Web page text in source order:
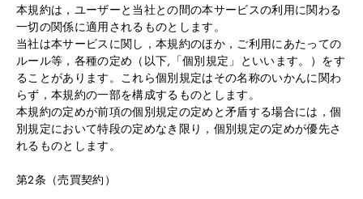
本規約は，ユーザーと当社との間の本サービスの利用に関わる
一切の関係に適用されるものとします。
当社は本サービスに関し，本規約のほか，ご利用にあたっての
ルール等，各種の定め（以下,「個別規定」といいます。）をす
ることがあります。これら個別規定はその名称のいかんに関わ
らず，本規約の一部を構成するものとします。
本規約の定めが前項の個別規定の定めと矛盾する場合には，個
別規定において特段の定めなき限り，個別規定の定めが優先さ
れるものとします。
第2条（売買契約）